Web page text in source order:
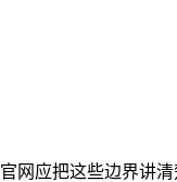
应把这些边界讲清